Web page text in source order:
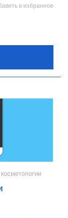
в избранное